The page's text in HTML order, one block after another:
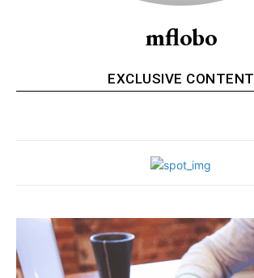
mflobo
EXCLUSIVE CONTENT